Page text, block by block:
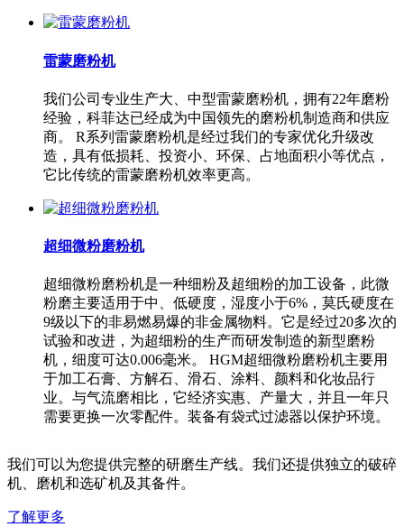
雷蒙磨粉机
我们公司专业生产大、中型雷蒙磨粉机，拥有22年磨粉
经验，科菲达已经成为中国领先的磨粉机制造商和供应
商。 R系列雷蒙磨粉机是经过我们的专家优化升级改
造，具有低损耗、投资小、环保、占地面积小等优点，
它比传统的雷蒙磨粉机效率更高。
超细微粉磨粉机
超细微粉磨粉机是一种细粉及超细粉的加工设备，此微
粉磨主要适用于中、低硬度，湿度小于6%，莫氏硬度在
9级以下的非易燃易爆的非金属物料。它是经过20多次的
试验和改进，为超细粉的生产而研发制造的新型磨粉
机，细度可达0.006毫米。 HGM超细微粉磨粉机主要用
于加工石膏、方解石、滑石、涂料、颜料和化妆品行
业。与气流磨相比，它经济实惠、产量大，并且一年只
需要更换一次零配件。装备有袋式过滤器以保护环境。
我们可以为您提供完整的研磨生产线。我们还提供独立的破碎
机、磨机和选矿机及其备件。
了解更多